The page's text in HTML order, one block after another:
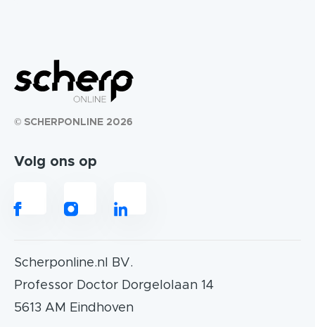
© SCHERPONLINE 2026
Volg ons op
Scherponline.nl BV.
Professor Doctor Dorgelolaan 14
5613 AM Eindhoven